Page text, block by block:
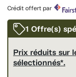
Lien
vers
la
même
Crédit offert par
1 Offre(s)
Prix réduits sur
sélectionnés*.